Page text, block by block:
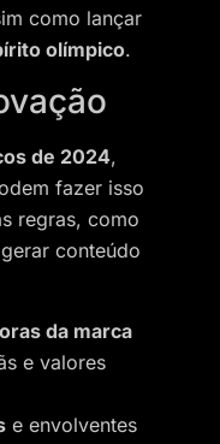
como lançar
olímpico.
de 2024,
fazer isso
regras, como
conteúdo
da marca
e valores
e envolventes